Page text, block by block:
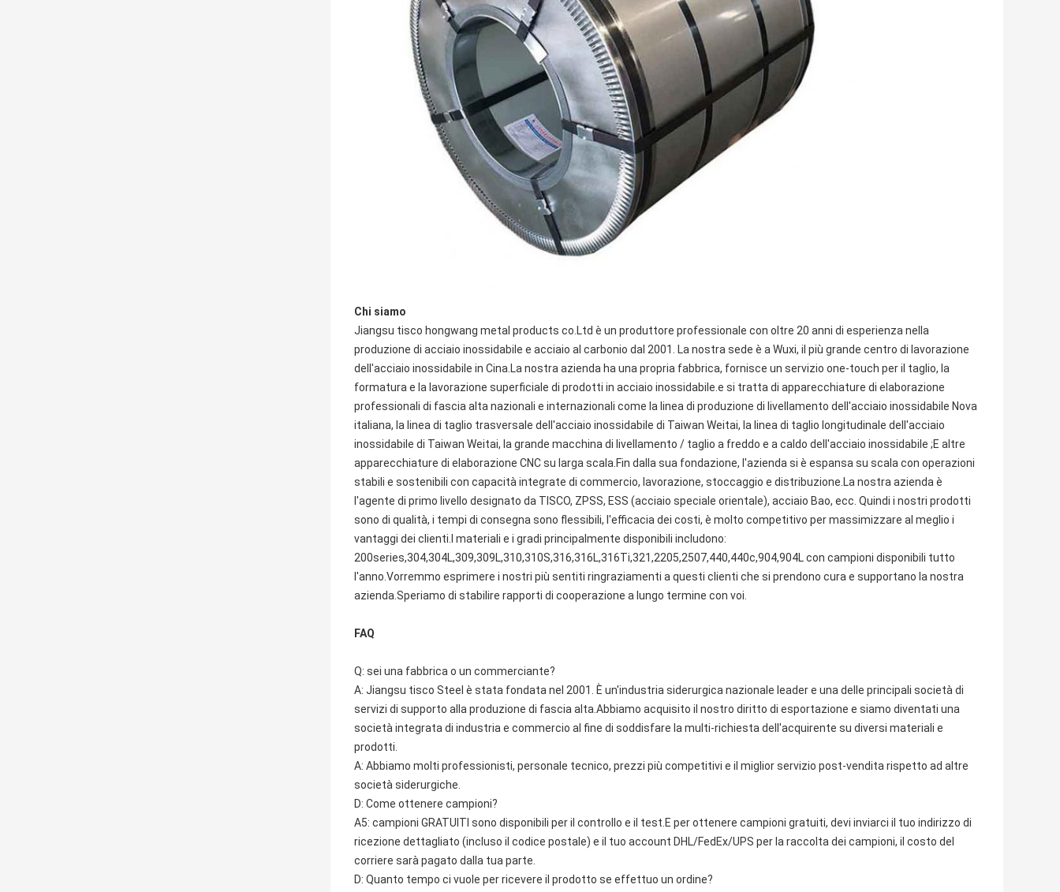
Chi siamo
Jiangsu tisco hongwang metal products co.Ltd è un produttore professionale con oltre 20 anni di esperienza nella
produzione di acciaio inossidabile e acciaio al carbonio dal 2001. La nostra sede è a Wuxi, il più grande centro di lavorazione
dell'acciaio inossidabile in Cina.La nostra azienda ha una propria fabbrica, fornisce un servizio one-touch per il taglio, la
formatura e la lavorazione superficiale di prodotti in acciaio inossidabile.e si tratta di apparecchiature di elaborazione
professionali di fascia alta nazionali e internazionali come la linea di produzione di livellamento dell'acciaio inossidabile Nova
italiana, la linea di taglio trasversale dell'acciaio inossidabile di Taiwan Weitai, la linea di taglio longitudinale dell'acciaio
inossidabile di Taiwan Weitai, la grande macchina di livellamento / taglio a freddo e a caldo dell'acciaio inossidabile ;E altre
apparecchiature di elaborazione CNC su larga scala.Fin dalla sua fondazione, l'azienda si è espansa su scala con operazioni
stabili e sostenibili con capacità integrate di commercio, lavorazione, stoccaggio e distribuzione.La nostra azienda è
l'agente di primo livello designato da TISCO, ZPSS, ESS (acciaio speciale orientale), acciaio Bao, ecc. Quindi i nostri prodotti
sono di qualità, i tempi di consegna sono flessibili, l'efficacia dei costi, è molto competitivo per massimizzare al meglio i
vantaggi dei clienti.I materiali e i gradi principalmente disponibili includono:
200series,304,304L,309,309L,310,310S,316,316L,316Ti,321,2205,2507,440,440c,904,904L con campioni disponibili tutto
l'anno.Vorremmo esprimere i nostri più sentiti ringraziamenti a questi clienti che si prendono cura e supportano la nostra
azienda.Speriamo di stabilire rapporti di cooperazione a lungo termine con voi.
FAQ
Q: sei una fabbrica o un commerciante?
A: Jiangsu tisco Steel è stata fondata nel 2001. È un'industria siderurgica nazionale leader e una delle principali società di
servizi di supporto alla produzione di fascia alta.Abbiamo acquisito il nostro diritto di esportazione e siamo diventati una
società integrata di industria e commercio al fine di soddisfare la multi-richiesta dell'acquirente su diversi materiali e
prodotti.
A: Abbiamo molti professionisti, personale tecnico, prezzi più competitivi e il miglior servizio post-vendita rispetto ad altre
società siderurgiche.
D: Come ottenere campioni?
A5: campioni GRATUITI sono disponibili per il controllo e il test.E per ottenere campioni gratuiti, devi inviarci il tuo indirizzo di
ricezione dettagliato (incluso il codice postale) e il tuo account DHL/FedEx/UPS per la raccolta dei campioni, il costo del
corriere sarà pagato dalla tua parte.
D: Quanto tempo ci vuole per ricevere il prodotto se effettuo un ordine?